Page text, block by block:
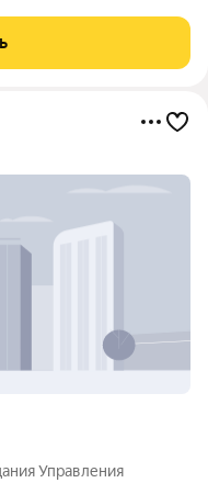
(в 2 минутах
Управления